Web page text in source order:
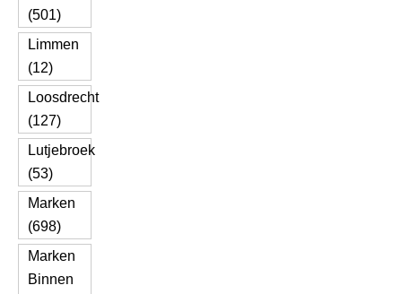
(501)
Limmen
(12)
Loosdrecht
(127)
Lutjebroek
(53)
Marken
(698)
Marken
Binnen